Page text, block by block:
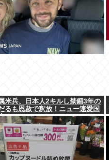
米兵、日本人2キルし禁錮3年の
るも恩赦で釈放！ニュー速愛国
！」